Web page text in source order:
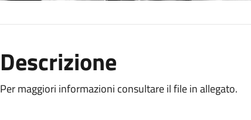
Descrizione
Per maggiori informazioni consultare il file in allegato.